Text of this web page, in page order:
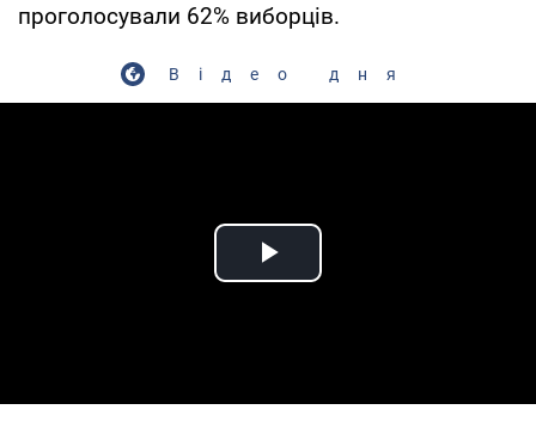
проголосували 62% виборців.
Відео дня
Play Video